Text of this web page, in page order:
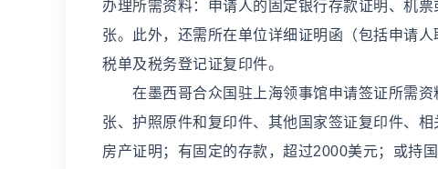
办理所需资料：申请人的固定银行存款证明、机
张。此外，还需所在单位详细证明函（包括申请
税单及税务登记证复印件。
在墨西哥合众国驻上海领事馆申请签证所需资
张、护照原件和复印件、其他国家签证复印件、
房产证明；有固定的存款，超过2000美元；或持国